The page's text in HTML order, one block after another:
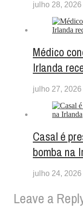
julho 28, 2026
Médico
Irlanda
julho 27, 2026
Casal é
bomba na
julho 24, 2026
Leave a